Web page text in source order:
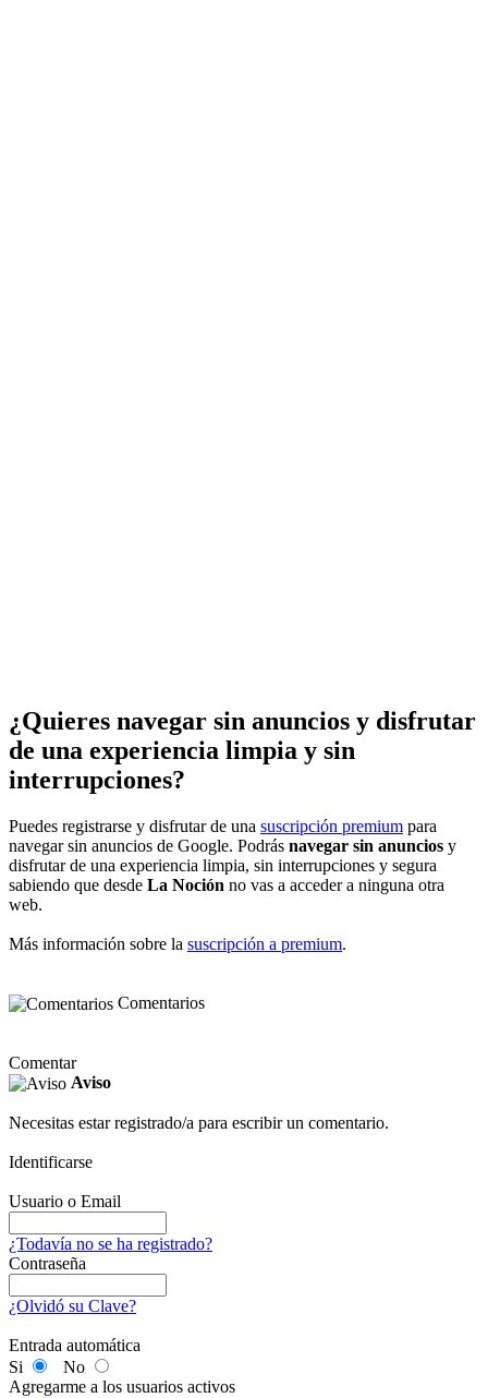
¿Quieres navegar sin anuncios y disfrutar
de una experiencia limpia y sin
interrupciones?
Puedes registrarse y disfrutar de una suscripción premium para
navegar sin anuncios de Google. Podrás navegar sin anuncios y
disfrutar de una experiencia limpia, sin interrupciones y segura
sabiendo que desde La Noción no vas a acceder a ninguna otra
web.
Más información sobre la suscripción a premium.
Comentarios
Comentar
Aviso
Necesitas estar registrado/a para escribir un comentario.
Identificarse
Usuario o Email
¿Todavía no se ha registrado?
Contraseña
¿Olvidó su Clave?
Entrada automática
Si
No
Agregarme a los usuarios activos